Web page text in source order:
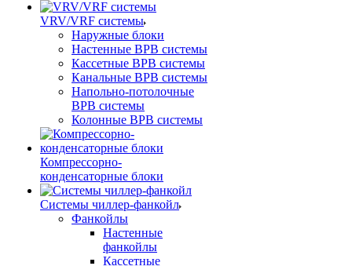
VRV/VRF системы
Наружные блоки
Настенные ВРВ системы
Кассетные ВРВ системы
Канальные ВРВ системы
Напольно-потолочные
ВРВ системы
Колонные ВРВ системы
Компрессорно-
конденсаторные блоки
Системы чиллер-фанкойл
Фанкойлы
Настенные
фанкойлы
Кассетные